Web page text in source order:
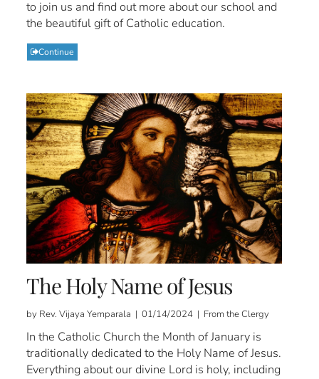
to join us and find out more about our school and
the beautiful gift of Catholic education.
Continue
The Holy Name of Jesus
by Rev. Vijaya Yemparala | 01/14/2024 | From the Clergy
In the Catholic Church the Month of January is
traditionally dedicated to the Holy Name of Jesus.
Everything about our divine Lord is holy, including